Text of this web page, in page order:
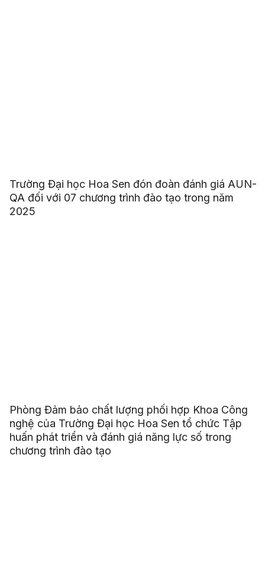
Trường Đại học Hoa Sen đón đoàn đánh giá AUN-
QA đối với 07 chương trình đào tạo trong năm
2025
Phòng Đảm bảo chất lượng phối hợp Khoa Công
nghệ của Trường Đại học Hoa Sen tổ chức Tập
huấn phát triển và đánh giá năng lực số trong
chương trình đào tạo